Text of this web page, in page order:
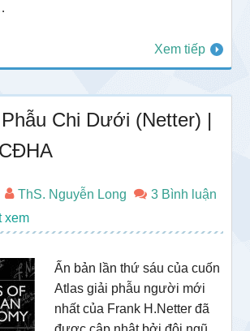
Xem tiếp
Chi Dưới (Netter) |
ThS. Nguyễn Long
3 Bình luận
Ấn bản lần thứ sáu của cuốn
Atlas giải phẫu người mới
nhất của Frank H.Netter đã